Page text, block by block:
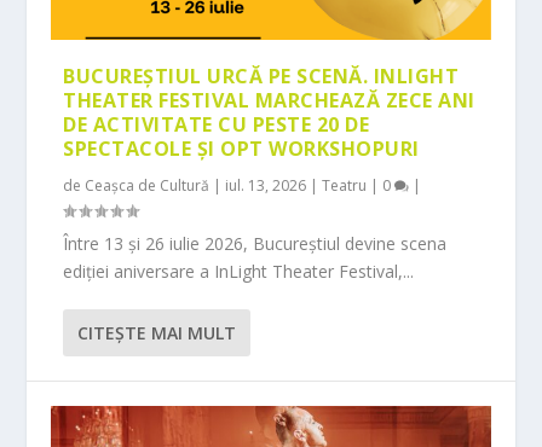
BUCUREȘTIUL URCĂ PE SCENĂ. INLIGHT
THEATER FESTIVAL MARCHEAZĂ ZECE ANI
DE ACTIVITATE CU PESTE 20 DE
SPECTACOLE ȘI OPT WORKSHOPURI
de Ceașca de Cultură | iul. 13, 2026 |Teatru | 0 |
Între 13 și 26 iulie 2026, Bucureștiul devine scena
ediției aniversare a InLight Theater Festival,...
CITEŞTE MAI MULT